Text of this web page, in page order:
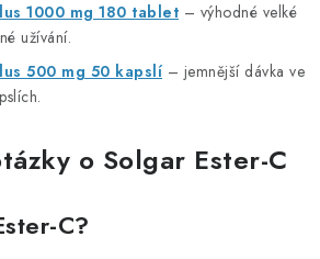
1000 mg 180 tablet – výhodné velké
užívání.
500 mg 50 kapslí – jemnější dávka ve
o Solgar Ester-C
C?